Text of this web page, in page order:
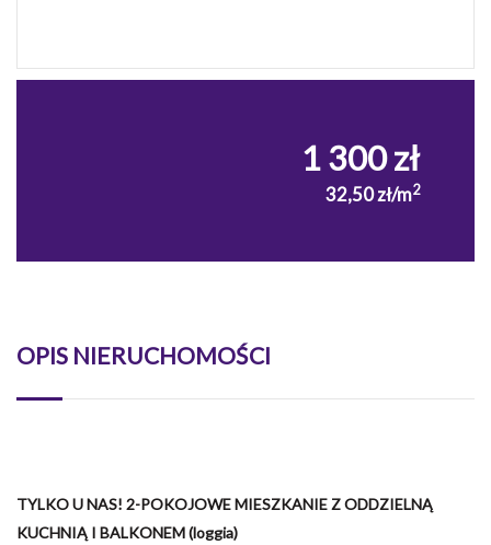
1 300 zł
32,50 zł/m2
OPIS NIERUCHOMOŚCI
TYLKO U NAS! 2-POKOJOWE MIESZKANIE Z ODDZIELNĄ
KUCHNIĄ I BALKONEM (loggia)